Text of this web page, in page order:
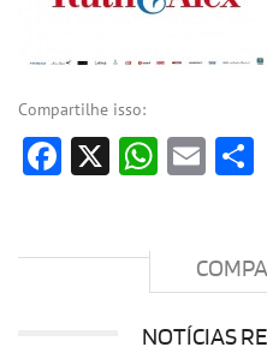
Compartilhe isso:
Facebook
X
NOTÍCIAS